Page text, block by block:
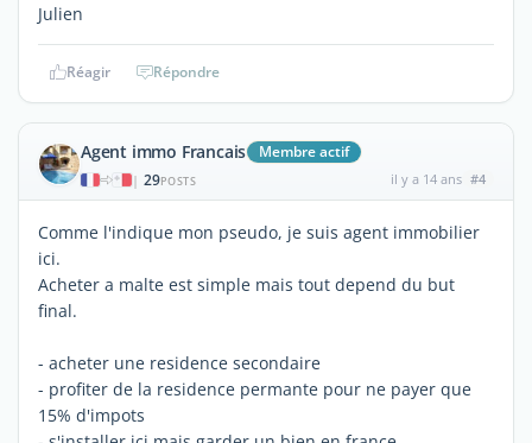
Julien
Réagir Répondre
Agent immo Francais Membre actif
| 29POSTS il y a 14 ans #4
Comme l'indique mon pseudo, je suis agent immobilier
ici.
Acheter a malte est simple mais tout depend du but
final.
- acheter une residence secondaire
- profiter de la residence permante pour ne payer que
15% d'impots